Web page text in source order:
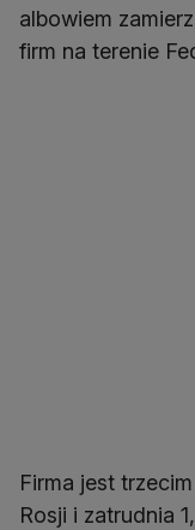
albowiem
firm na terenie
Firma jest
Rosji i zatrudnia